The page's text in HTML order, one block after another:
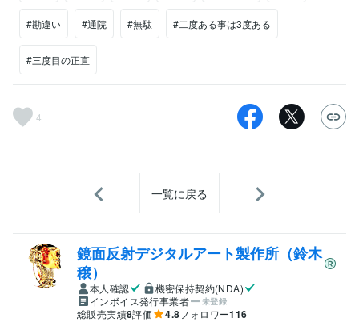
#勘違い #通院 #無駄 #二度ある事は3度ある
#三度目の正直
4
一覧に戻る
鏡面反射デジタルアート製作所（鈴木
穣）
本人確認
機密保持契約(NDA)
インボイス発行事業者
未登録
総販売実績8評価 4.8フォロワー116